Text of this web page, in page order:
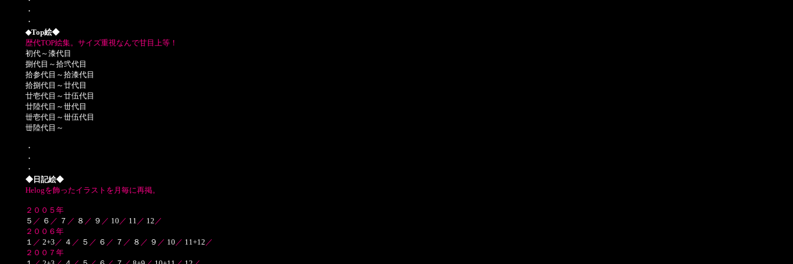
・
・
◆Top絵◆
歴代TOP絵集。サイズ重視なんで甘目上等！
初代～漆代目
捌代目～拾弐代目
拾参代目～拾漆代目
拾捌代目～廿代目
廿壱代目～廿伍代目
廿陸代目～丗代目
丗壱代目～丗伍代目
丗陸代目～
・
・
・
◆日記絵◆
Helogを飾ったイラストを月毎に再掲。
２００５年
５ ／ ６ ／ ７ ／ ８ ／ ９ ／ 10 ／ 11 ／ 12 ／
２００６年
１ ／ 2+3 ／ ４ ／ ５ ／ ６ ／ ７ ／ ８ ／ ９ ／ 10 ／ 11+12 ／
２００７年